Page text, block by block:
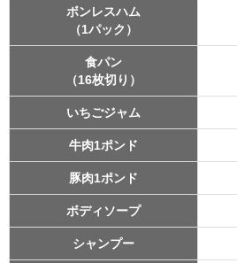
ボンレスハム
（1パック）
食パン
（16枚切り）
いちごジャム
牛肉1ポンド
豚肉1ポンド
ボディソープ
シャンプー